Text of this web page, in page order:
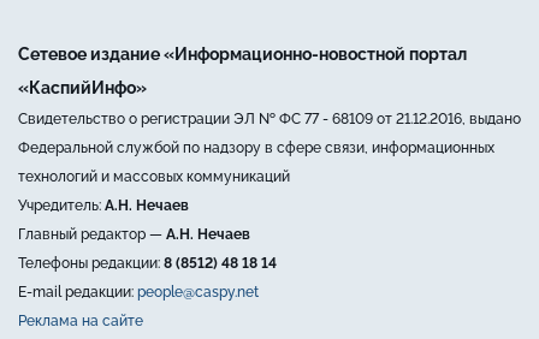
Сетевое издание «Информационно-новостной портал
«КаспийИнфо»
Свидетельство о регистрации ЭЛ № ФС 77 - 68109 от 21.12.2016, выдано
Федеральной службой по надзору в сфере связи, информационных
технологий и массовых коммуникаций
Учредитель: А.Н. Нечаев
Главный редактор — А.Н. Нечаев
Телефоны редакции: 8 (8512) 48 18 14
E-mail редакции: people@caspy.net
Реклама на сайте